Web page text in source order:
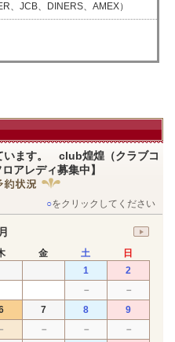
、JCB、DINERS、AMEX）
います。 club煌煌（クラブコ
アレディ募集中】
○をクリックしてください
金 土
日
1
2
－
－
7 8
9
－ －
－